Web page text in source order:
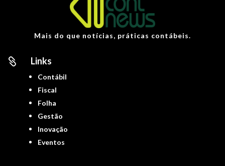
Mais do que notícias, práticas contábeis.
 Links
Contábil
Fiscal
Folha
Gestão
Inovação
Eventos